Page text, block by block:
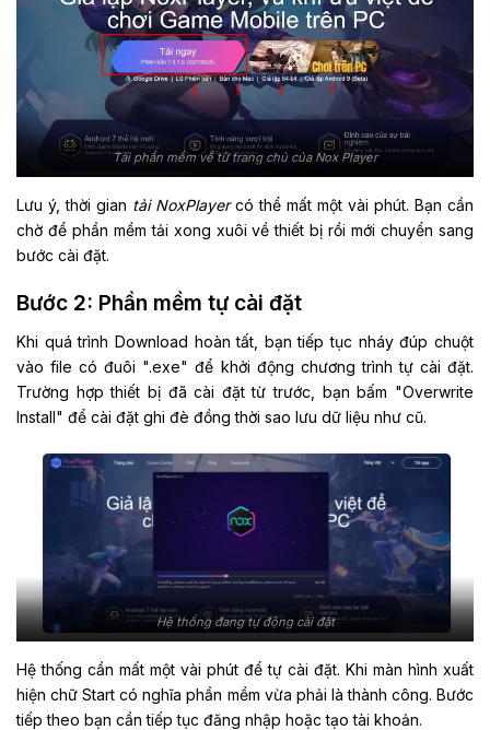
Tải phần mềm về từ trang chủ của Nox Player
Lưu ý, thời gian tải NoxPlayercó thể mất một vài phút. Bạn cần
chờ để phần mềm tải xong xuôi về thiết bị rồi mới chuyển sang
bước cài đặt.
Bước 2: Phần mềm tự cài đặt
Khi quá trình Download hoàn tất, bạn tiếp tục nháy đúp chuột
vào file có đuôi ".exe" để khởi động chương trình tự cài đặt.
Trường hợp thiết bị đã cài đặt từ trước, bạn bấm "Overwrite
Install" để cài đặt ghi đè đồng thời sao lưu dữ liệu như cũ.
Hệ thống đang tự động cài đặt
Hệ thống cần mất một vài phút để tự cài đặt. Khi màn hình xuất
hiện chữ Start có nghĩa phần mềm vừa phải là thành công. Bước
tiếp theo bạn cần tiếp tục đăng nhập hoặc tạo tài khoản.